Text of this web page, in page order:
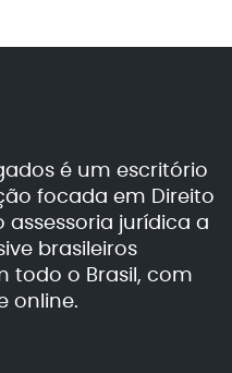
é um escritório
focada em Direito
assessoria jurídica a
brasileiros
todo o Brasil, com
online.